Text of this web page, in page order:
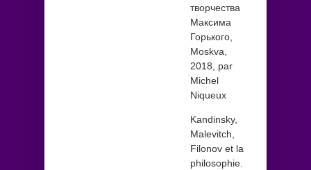
творчества
Максима
Горького,
Moskva,
2018, par
Michel
Niqueux
Kandinsky,
Malevitch,
Filonov et la
philosophie.